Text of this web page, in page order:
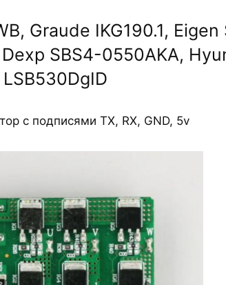
Graude IKG190.1,
SBS4-0550AKA,
LSB530DgID
с подписями TX, RX, GND, 5v